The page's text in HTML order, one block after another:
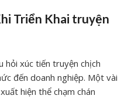
Triển Khai truyện
hỏi xúc tiến truyện chịch
đến doanh nghiệp. Một vài
hiện thể chạm chán